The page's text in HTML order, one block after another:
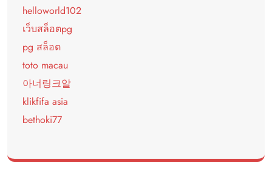
helloworld102
เว็บสล็อตpg
pg สล็อต
toto macau
아너링크알
klikfifa asia
bethoki77